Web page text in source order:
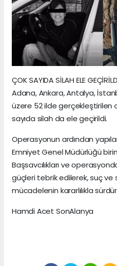
ÇOK SAYIDA SİLAH ELE
Adana, Ankara, Antalya,
üzere 52 ilde gerçekleştirilen
sayıda silah da ele geçirildi.
Operasyonun ardından
Emniyet Genel Müdürlüğü
Başsavcılıkları ve
güçleri tebrik edilerek, suç ve
mücadelenin kararlılıkla
Hamdi Acet SonAlanya